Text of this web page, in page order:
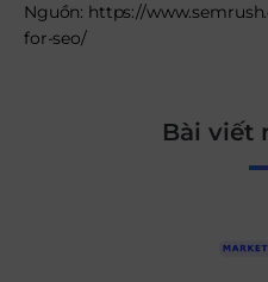
Nguồn: https://
for-seo/
Bài viết